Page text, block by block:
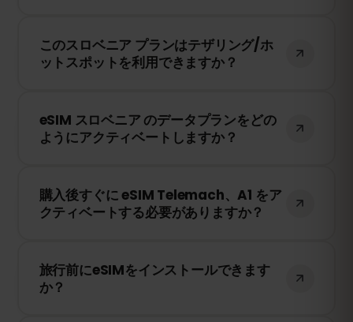
く、いつでもデータを追加できます。アカ
ウントにログインして、必要なデータ量を
このスロベニア プランはテザリング/ホ
ットスポットを利用できますか？
して、他のデバイスとインターネット接続
を共有できます。ただし、速度や接続状況
eSIM スロベニア のデータプランをどの
ようにアクティベートしますか？
トフォンのeSIM設定でQRコードをスキャ
ンするだけで、すぐに利用できます！物理
購入後すぐに eSIM Telemach、A1 をア
クティベートする必要がありますか？
ます。ただし、Telemach、A1 のネットワ
ークに接続したときにのみ有効期限のカウ
旅行前にeSIMをインストールできます
か？